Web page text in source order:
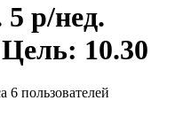
р/нед.
10.30
6 пользователей